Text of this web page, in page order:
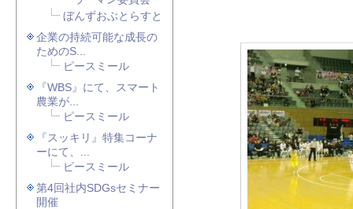
ぼんずおぶとらすと
企業の持続可能な成長の
ためのS...
ピースミール
『WBS』にて、スマート
農業が...
ピースミール
『スッキリ』特集コーナ
ーにて、...
ピースミール
第4回社内SDGsセミナー
開催